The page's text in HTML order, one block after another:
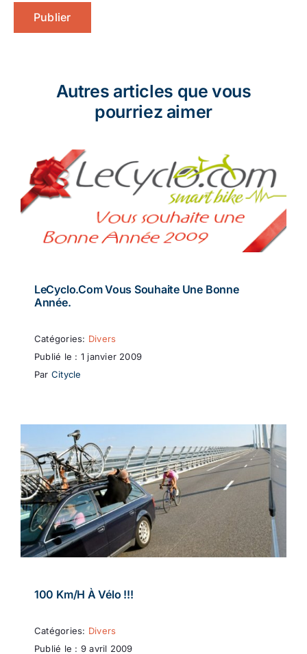
Autres articles que vous
pourriez aimer
LeCyclo.com Vous Souhaite Une Bonne
Année.
Catégories: Divers
Publié le : 1 janvier 2009
Par Citycle
100 Km/h À Vélo !!!
Catégories: Divers
Publié le : 9 avril 2009